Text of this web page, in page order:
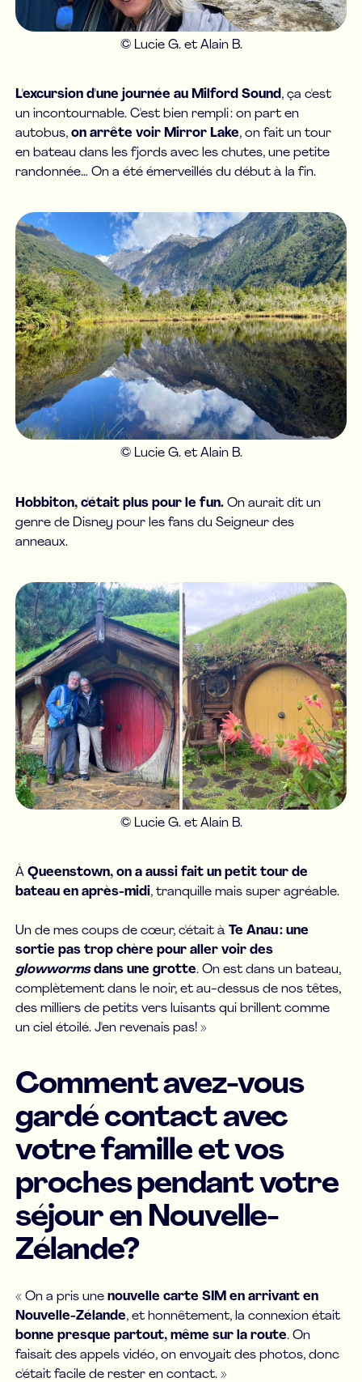
© Lucie G. et Alain B.
L'excursion d'une journée au Milford Sound, ça c'est
un incontournable. C'est bien rempli : on part en
autobus,on arrête voir Mirror Lake, on fait un tour
en bateau dans les fjords avec les chutes, une petite
randonnée… On a été émerveillés du début à la fin.
© Lucie G. et Alain B.
Hobbiton, c'était plus pour le fun. On aurait dit un
genre de Disney pour les fans du Seigneur des
anneaux.
© Lucie G. et Alain B.
ÀQueenstown, on a aussi fait un petit tour de
bateau en après-midi, tranquille mais super agréable.
Un de mes coups de cœur, c'était àTe Anau : une
sortie pas trop chère pour aller voir des
glowwormsdans une grotte. On est dans un bateau,
complètement dans le noir, et au-dessus de nos têtes,
des milliers de petits vers luisants qui brillent comme
un ciel étoilé. J'en revenais pas! »
Comment avez-vous
gardé contact avec
votre famille et vos
proches pendant votre
séjour en Nouvelle-
Zélande?
« On a pris unenouvelle carte SIM en arrivant en
Nouvelle-Zélande, et honnêtement, la connexion était
bonne presque partout, même sur la route. On
faisait des appels vidéo, on envoyait des photos, donc
c'était facile de rester en contact. »